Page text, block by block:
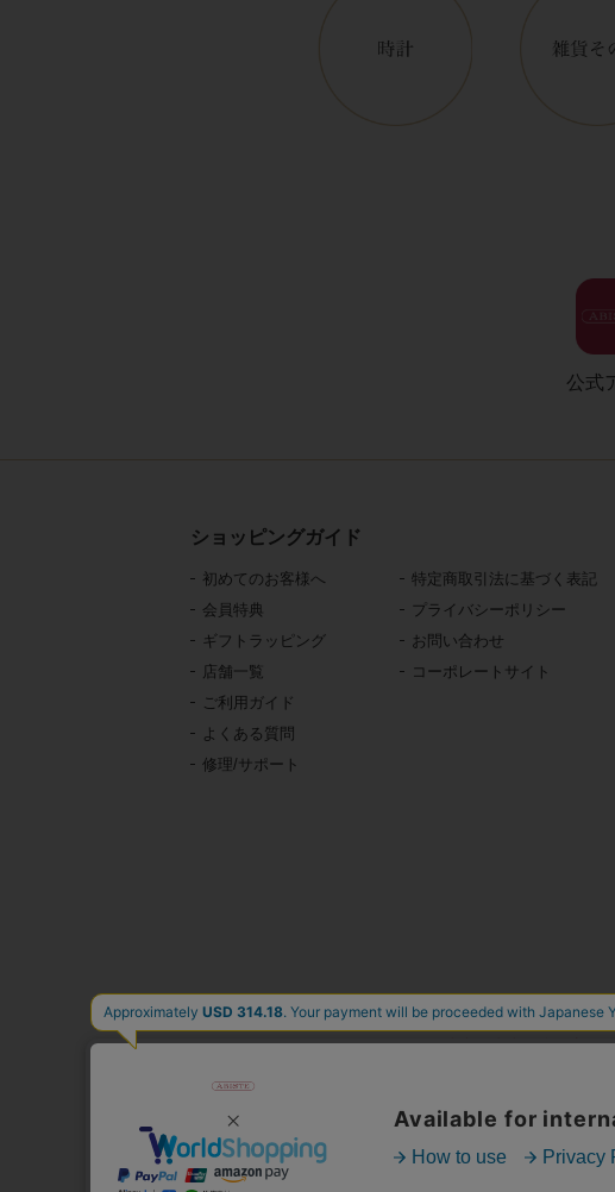
公式
ショッピングガイド
初めてのお客様へ
会員特典
ギフトラッピング
店舗一覧
ご利用ガイド
よくある質問
修理/サポート
特定商取引法に基づく表記
プライバシーポリシー
お問い合わせ
コーポレートサイト
東京・青山の路面店を
人気ランキング
無料の